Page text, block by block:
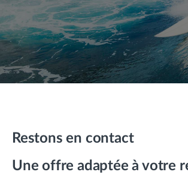
Restons en contact
Une offre adaptée à votre